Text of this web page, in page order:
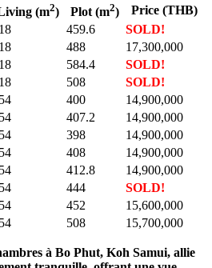
(m2) Plot (m2)
Price (THB)
459.6
SOLD!
488
17,300,000
584.4
SOLD!
508
SOLD!
400
14,900,000
407.2
14,900,000
398
14,900,000
408
14,900,000
412.8
14,900,000
444
SOLD!
452
15,600,000
508 15,700,000
à Bo Phut, Koh Samui, allie